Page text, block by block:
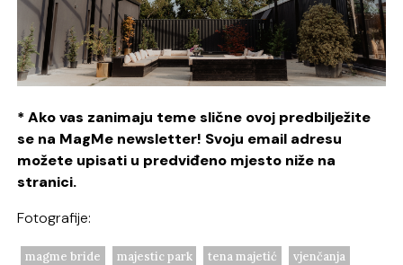
* Ako vas zanimaju teme slične ovoj predbilježite
se na MagMe newsletter! Svoju email adresu
možete upisati u predviđeno mjesto niže na
stranici.
Fotografije:
magme bride majestic park tena majetić vjenčanja